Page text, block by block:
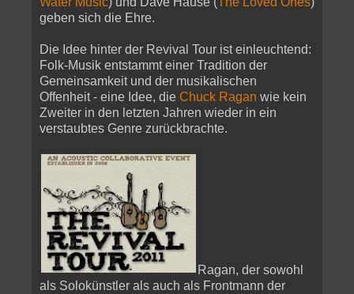
geben sich die Ehre.
Die Idee hinter der Revival Tour ist einleuchtend:
Folk-Musik entstammt einer Tradition der
Gemeinsamkeit und der musikalischen
Offenheit - eine Idee, die Chuck Ragan wie kein
Zweiter in den letzten Jahren wieder in ein
verstaubtes Genre zurückbrachte.
Ragan, der sowohl
als Solokünstler als auch als Frontmann der